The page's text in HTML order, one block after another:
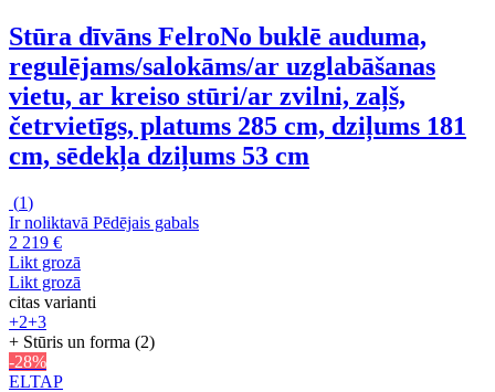
Stūra dīvāns FelroNo buklē auduma,
regulējams/salokāms/ar uzglabāšanas
vietu, ar kreiso stūri/ar zvilni, zaļš,
četrvietīgs, platums 285 cm, dziļums 181
cm, sēdekļa dziļums 53 cm
(1)
Ir noliktavā Pēdējais gabals
2 219 €
Likt grozā
Likt grozā
citas varianti
+2+3
+ Stūris un forma (2)
-28%
ELTAP